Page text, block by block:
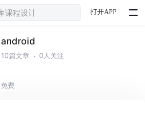
打开APP
android
10篇文章 0人关注
免费